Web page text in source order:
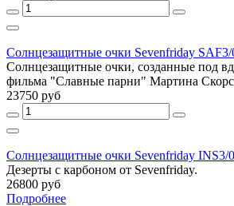
Солнцезащитные очки Sevenfriday
Солнцезащитные очки, созданные под
фильма "Славные парни" Мартина
23750 руб
Солнцезащитные очки Sevenfriday
Дезерты с карбоном от Sevenfriday.
26800 руб
Подробнее